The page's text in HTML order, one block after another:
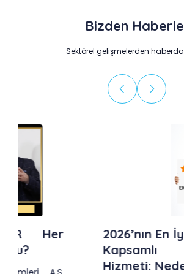
Bizden
Sektörel gelişmelerden
2026’nın En İyi Bordro
Kapsamlı Hibrit
Hizmeti: Neden Prozon?